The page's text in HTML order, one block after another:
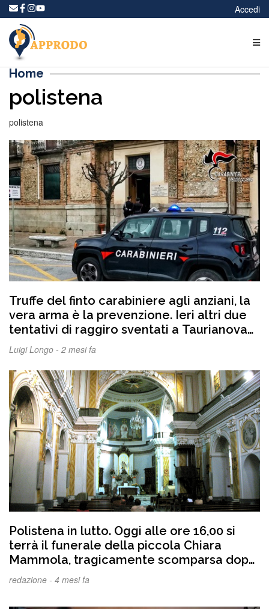
Accedi
Home
polistena
polistena
Truffe del finto carabiniere agli anziani, la
vera arma è la prevenzione. Ieri altri due
tentativi di raggiro sventati a Taurianova
uno purtroppo riuscito a Polistena, la
difesa più efficace resta l’informazione
Luigi Longo - 2 mesi fa
Polistena in lutto. Oggi alle ore 16,00 si
terrà il funerale della piccola Chiara
Mammola, tragicamente scomparsa dopo
la caduta dal trattore
redazione - 4 mesi fa